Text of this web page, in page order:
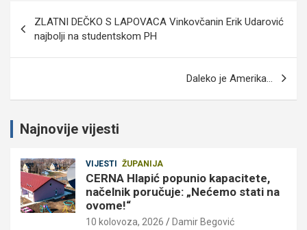
Navigacija
objava
ZLATNI DEČKO S LAPOVACA Vinkovčanin Erik Udarović
najbolji na studentskom PH
Daleko je Amerika…
Najnovije vijesti
VIJESTI ŽUPANIJA
CERNA Hlapić popunio kapacitete,
načelnik poručuje: „Nećemo stati na
ovome!“
10 kolovoza, 2026 Damir Begović